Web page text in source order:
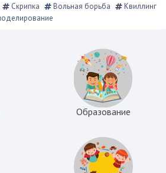
Скрипка Вольная борьба
Квиллинг
Образование